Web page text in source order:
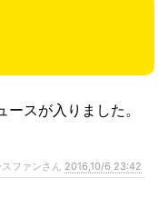
スが入りました。
ファンさん 2016,10/6 23:42